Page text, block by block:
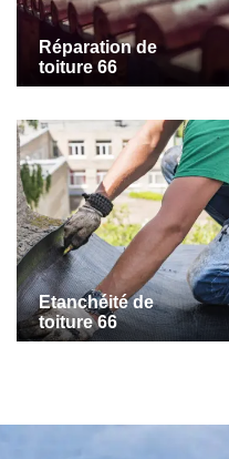
Réparation de
toiture 66
Etanchéité de
toiture 66